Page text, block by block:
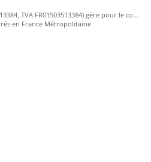
La société Jacques SARL (RCS 503513384, TVA FR01503513384) gère pour le compte de La Cave des Sommeliers les transactions bancaires et la facturation
en France Métropolitaine